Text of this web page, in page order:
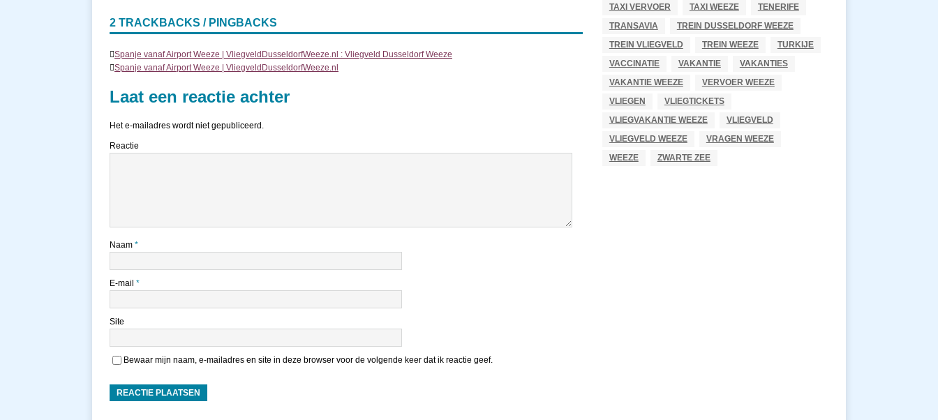
2 TRACKBACKS / PINGBACKS
Spanje vanaf Airport Weeze | VliegveldDusseldorfWeeze.nl : Vliegveld Dusseldorf Weeze
Spanje vanaf Airport Weeze | VliegveldDusseldorfWeeze.nl
Laat een reactie achter
Het e-mailadres wordt niet gepubliceerd.
Reactie
Naam *
E-mail *
Site
Bewaar mijn naam, e-mailadres en site in deze browser voor de volgende keer dat ik reactie geef.
TAXI VERVOER
TAXI WEEZE
TENERIFE
TRANSAVIA
TREIN DUSSELDORF WEEZE
TREIN VLIEGVELD
TREIN WEEZE
TURKIJE
VACCINATIE
VAKANTIE
VAKANTIES
VAKANTIE WEEZE
VERVOER WEEZE
VLIEGEN
VLIEGTICKETS
VLIEGVAKANTIE WEEZE
VLIEGVELD
VLIEGVELD WEEZE
VRAGEN WEEZE
WEEZE
ZWARTE ZEE